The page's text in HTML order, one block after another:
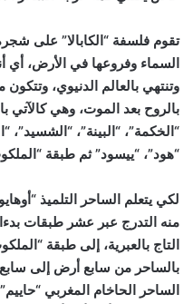
تقوم فلسفة “الكابالا” على
السماء وفروعها في الأرض، أي
وتنتهي بالعالم الدنيوي،
بالروح بعد الموت، وهي كالآتي
“الخكمة”، “البينة”، “الشسيد”،
“هود”، “ييسود” ثم طبقة
لكي يتعلم الساحر التلميذ
منه التدرج عبر عشر طبقات
التاج بالعبرية، إلى طبقة
بالساحر من سابع أرض إلى
الساحر الحاخام المغربي